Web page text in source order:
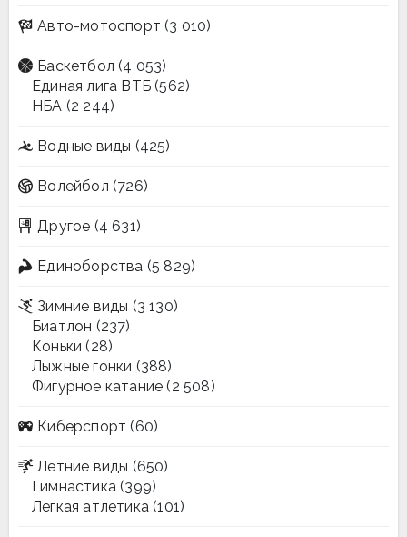
Авто-мотоспорт (3 010)
Баскетбол (4 053)
Единая лига ВТБ (562)
НБА (2 244)
Водные виды (425)
Волейбол (726)
Другое (4 631)
Единоборства (5 829)
Зимние виды (3 130)
Биатлон (237)
Коньки (28)
Лыжные гонки (388)
Фигурное катание (2 508)
Киберспорт (60)
Летние виды (650)
Гимнастика (399)
Легкая атлетика (101)